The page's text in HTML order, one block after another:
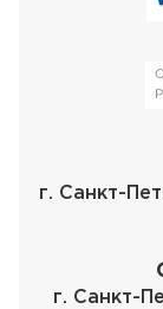
г. Санкт-
г. Санкт-